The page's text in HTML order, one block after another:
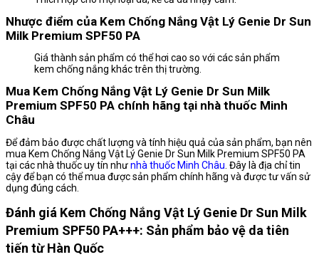
Nhược điểm của Kem Chống Nắng Vật Lý Genie Dr Sun
Milk Premium SPF50 PA
Giá thành sản phẩm có thể hơi cao so với các sản phẩm
kem chống nắng khác trên thị trường.
Mua Kem Chống Nắng Vật Lý Genie Dr Sun Milk
Premium SPF50 PA chính hãng tại nhà thuốc Minh
Châu
Để đảm bảo được chất lượng và tính hiệu quả của sản phẩm, bạn nên
mua Kem Chống Nắng Vật Lý Genie Dr Sun Milk Premium SPF50 PA
tại các nhà thuốc uy tín nhưnhà thuốc Minh Châu. Đây là địa chỉ tin
cậy để bạn có thể mua được sản phẩm chính hãng và được tư vấn sử
dụng đúng cách.
Đánh giá Kem Chống Nắng Vật Lý Genie Dr Sun Milk
Premium SPF50 PA+++: Sản phẩm bảo vệ da tiên
tiến từ Hàn Quốc